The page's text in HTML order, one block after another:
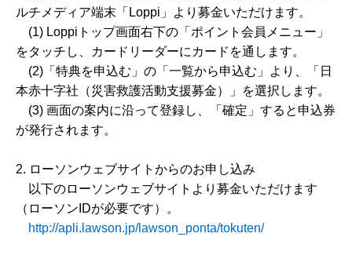
ルチメディア端末「Loppi」より募金いただけます。
(1) Loppiトップ画面右下の「ポイント会員メニュー」
をタッチし、カードリーダーにカードを通します。
(2)「特典を申込む」の「一覧から申込む」より、「日
本赤十字社（災害救護活動支援募金）」を選択します。
(3) 画面の案内に沿って登録し、「確定」すると申込券
が発行されます。
2. ローソンウェブサイトからのお申し込み
以下のローソンウェブサイトより募金いただけます
（ローソンIDが必要です）。
http://apli.lawson.jp/lawson_ponta/tokuten/